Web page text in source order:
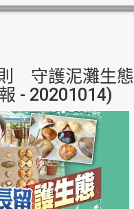
守護泥灘生態
- 20201014)